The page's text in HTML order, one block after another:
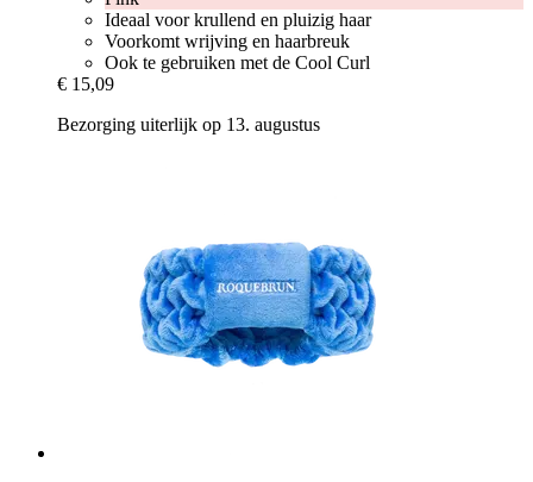
Ideaal voor krullend en pluizig haar
Voorkomt wrijving en haarbreuk
Ook te gebruiken met de Cool Curl
€ 15,09
Bezorging uiterlijk op 13. augustus